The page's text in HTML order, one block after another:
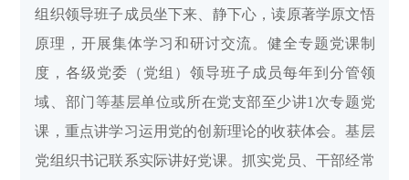
组织领导班子成员坐下来、静下心，读原著学原文悟
原理，开展集体学习和研讨交流。健全专题党课制
度，各级党委（党组）领导班子成员每年到分管领
域、部门等基层单位或所在党支部至少讲1次专题党
课，重点讲学习运用党的创新理论的收获体会。基层
党组织书记联系实际讲好党课。抓实党员、干部经常